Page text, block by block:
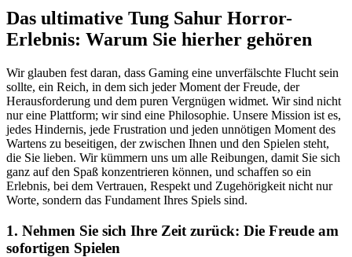
Das ultimative Tung Sahur Horror-
Erlebnis: Warum Sie hierher gehören
Wir glauben fest daran, dass Gaming eine unverfälschte Flucht sein
sollte, ein Reich, in dem sich jeder Moment der Freude, der
Herausforderung und dem puren Vergnügen widmet. Wir sind nicht
nur eine Plattform; wir sind eine Philosophie. Unsere Mission ist es,
jedes Hindernis, jede Frustration und jeden unnötigen Moment des
Wartens zu beseitigen, der zwischen Ihnen und den Spielen steht,
die Sie lieben. Wir kümmern uns um alle Reibungen, damit Sie sich
ganz auf den Spaß konzentrieren können, und schaffen so ein
Erlebnis, bei dem Vertrauen, Respekt und Zugehörigkeit nicht nur
Worte, sondern das Fundament Ihres Spiels sind.
1. Nehmen Sie sich Ihre Zeit zurück: Die Freude am
sofortigen Spielen